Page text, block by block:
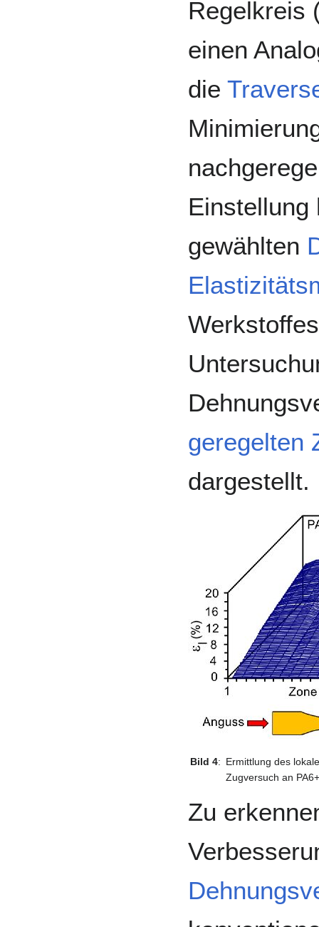
Regelkreis
einen
die
Einstellung
gewählten
geregelten
dargestellt.
Bild 4: Ermittlung des
Zugversuch an
Zu